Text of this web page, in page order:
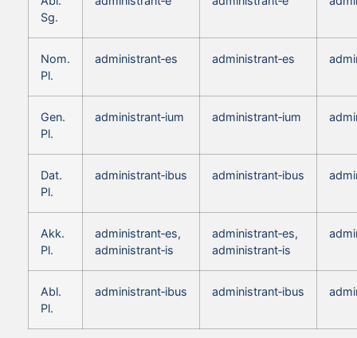
Sg.
Nom.
Pl.
administrant‑es administrant‑es
Gen.
Pl.
administrant‑ium administrant‑ium
Dat.
Pl.
administrant‑ibus administrant‑ibus
Akk.
Pl.
administrant‑es,
administrant‑is
administrant‑es,
administrant‑is
Abl.
Pl.
administrant‑ibus administrant‑ibus